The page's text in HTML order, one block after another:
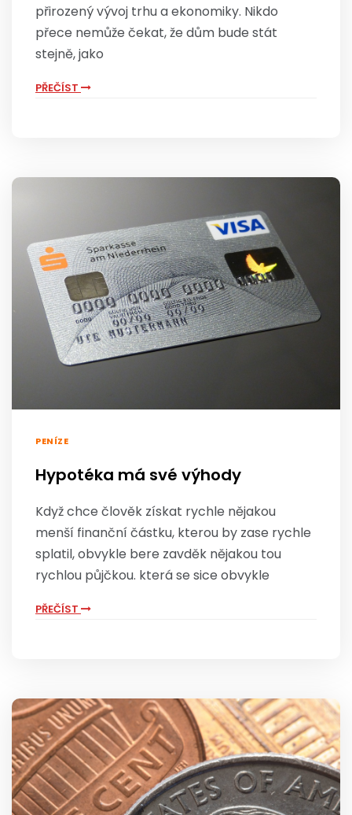
přirozený vývoj trhu a ekonomiky. Nikdo
přece nemůže čekat, že dům bude stát
stejně, jako
PŘEČÍST
PENÍZE
Hypotéka má své výhody
Když chce člověk získat rychle nějakou
menší finanční částku, kterou by zase rychle
splatil, obvykle bere zavděk nějakou tou
rychlou půjčkou. která se sice obvykle
PŘEČÍST